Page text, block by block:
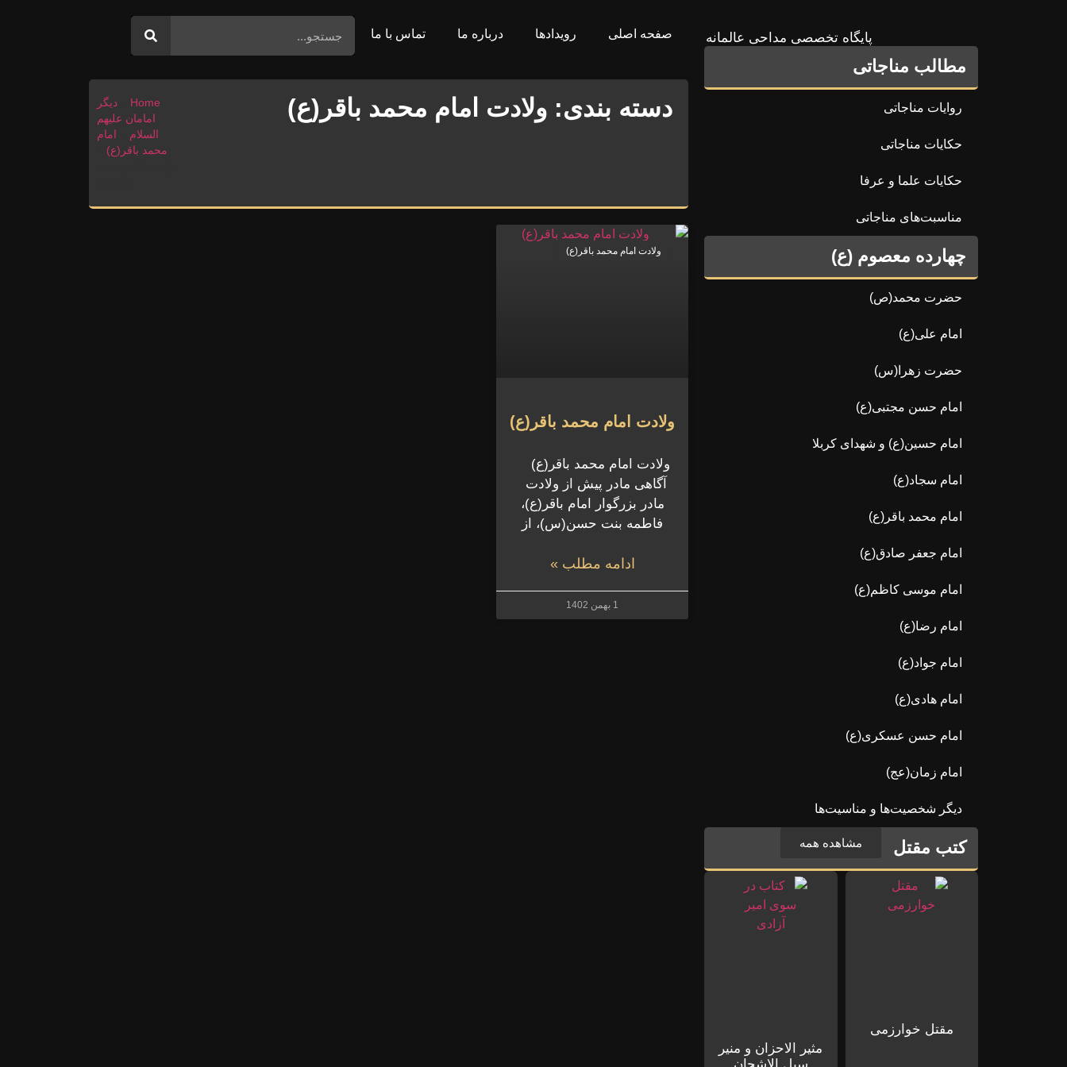
پایگاه تخصصی مداحی عالمانه
مطالب مناجاتی
روایات مناجاتی
حکایات مناجاتی
حکایات علما و عرفا
مناسبت‌های مناجاتی
چهارده معصوم (ع)
حضرت محمد(ص)
امام علی(ع)
حضرت زهرا(س)
امام حسن مجتبی(ع)
امام حسین(ع) و شهدای کربلا
امام سجاد(ع)
امام محمد باقر(ع)
امام جعفر صادق(ع)
امام موسی کاظم(ع)
امام رضا(ع)
امام جواد(ع)
امام هادی(ع)
امام حسن عسکری(ع)
امام زمان(عج)
دیگر شخصیت‌ها و مناسیت‌ها
کتب مقتل مشاهده همه
مقتل خوارزمی
مثیر الاحزان و منیر
صفحه اصلی رویدادها درباره ما تماس با ما
دسته بندی: ولادت امام محمد باقر(ع) Home
دیگر
امامان علیهم
السلام
امام
محمد باقر(ع)
ولادت امام محمد باقر(ع)
ولادت امام محمد باقر(ع)
ولادت امام محمد باقر(ع)
آگاهی مادر پیش از ولادت
مادر بزرگوار امام باقر(ع)،
فاطمه بنت حسن(س)، از
ادامه مطلب »
1 بهمن 1402